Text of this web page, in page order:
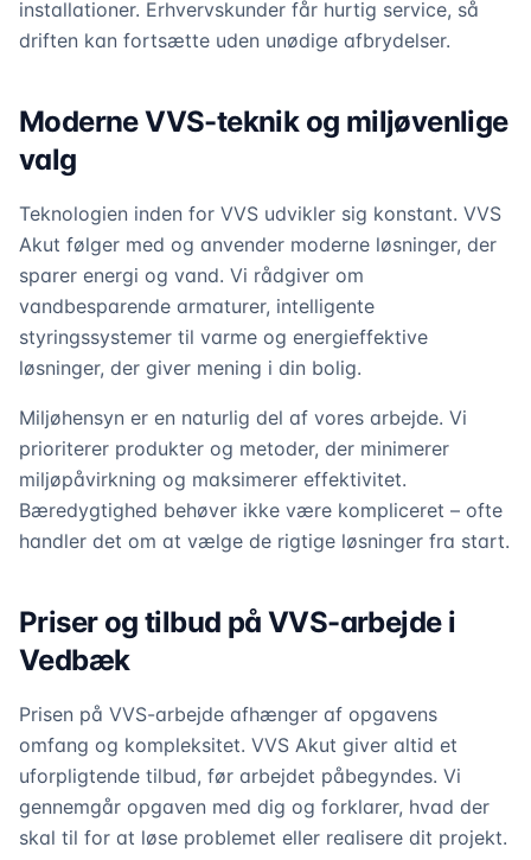
installationer. Erhvervskunder får hurtig service, så
driften kan fortsætte uden unødige afbrydelser.
Moderne VVS-teknik og miljøvenlige
valg
Teknologien inden for VVS udvikler sig konstant. VVS
Akut følger med og anvender moderne løsninger, der
sparer energi og vand. Vi rådgiver om
vandbesparende armaturer, intelligente
styringssystemer til varme og energieffektive
løsninger, der giver mening i din bolig.
Miljøhensyn er en naturlig del af vores arbejde. Vi
prioriterer produkter og metoder, der minimerer
miljøpåvirkning og maksimerer effektivitet.
Bæredygtighed behøver ikke være kompliceret – ofte
handler det om at vælge de rigtige løsninger fra start.
Priser og tilbud på VVS-arbejde i
Vedbæk
Prisen på VVS-arbejde afhænger af opgavens
omfang og kompleksitet. VVS Akut giver altid et
uforpligtende tilbud, før arbejdet påbegyndes. Vi
gennemgår opgaven med dig og forklarer, hvad der
skal til for at løse problemet eller realisere dit projekt.